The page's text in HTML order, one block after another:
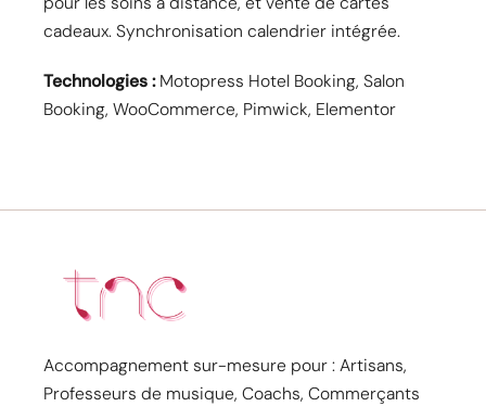
cadeaux. Synchronisation calendrier intégrée.
Technologies :Motopress Hotel Booking, Salon
Booking, WooCommerce, Pimwick, Elementor
Accompagnement sur-mesure pour : Artisans,
Professeurs de musique, Coachs, Commerçants